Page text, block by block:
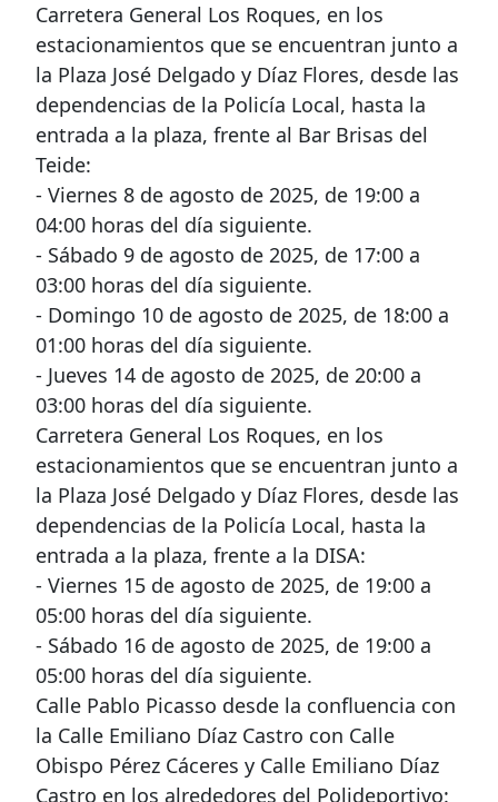
Carretera General Los Roques, en los
estacionamientos que se encuentran junto a
la Plaza José Delgado y Díaz Flores, desde las
dependencias de la Policía Local, hasta la
entrada a la plaza, frente al Bar Brisas del
Teide:
- Viernes 8 de agosto de 2025, de 19:00 a
04:00 horas del día siguiente.
- Sábado 9 de agosto de 2025, de 17:00 a
03:00 horas del día siguiente.
- Domingo 10 de agosto de 2025, de 18:00 a
01:00 horas del día siguiente.
- Jueves 14 de agosto de 2025, de 20:00 a
03:00 horas del día siguiente.
Carretera General Los Roques, en los
estacionamientos que se encuentran junto a
la Plaza José Delgado y Díaz Flores, desde las
dependencias de la Policía Local, hasta la
entrada a la plaza, frente a la DISA:
- Viernes 15 de agosto de 2025, de 19:00 a
05:00 horas del día siguiente.
- Sábado 16 de agosto de 2025, de 19:00 a
05:00 horas del día siguiente.
Calle Pablo Picasso desde la confluencia con
la Calle Emiliano Díaz Castro con Calle
Obispo Pérez Cáceres y Calle Emiliano Díaz
Castro en los alrededores del Polideportivo: